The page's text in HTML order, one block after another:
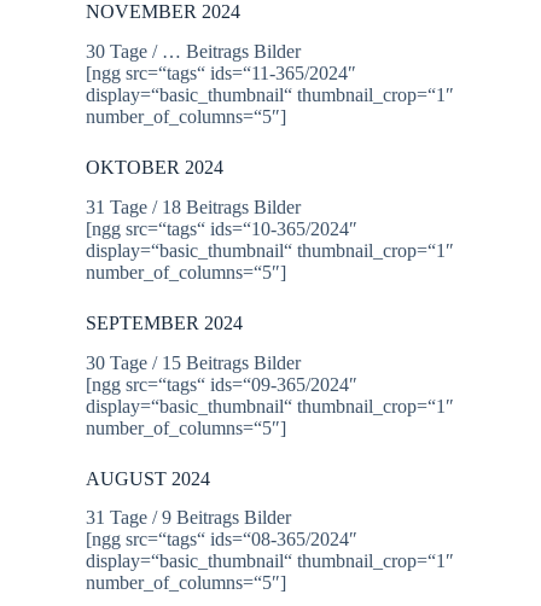
NOVEMBER 2024
30 Tage / … Beitrags Bilder
[ngg src=“tags“ ids=“11-365/2024″
display=“basic_thumbnail“ thumbnail_crop=“1″
number_of_columns=“5″]
OKTOBER 2024
31 Tage / 18 Beitrags Bilder
[ngg src=“tags“ ids=“10-365/2024″
display=“basic_thumbnail“ thumbnail_crop=“1″
number_of_columns=“5″]
SEPTEMBER 2024
30 Tage / 15 Beitrags Bilder
[ngg src=“tags“ ids=“09-365/2024″
display=“basic_thumbnail“ thumbnail_crop=“1″
number_of_columns=“5″]
AUGUST 2024
31 Tage / 9 Beitrags Bilder
[ngg src=“tags“ ids=“08-365/2024″
display=“basic_thumbnail“ thumbnail_crop=“1″
number_of_columns=“5″]